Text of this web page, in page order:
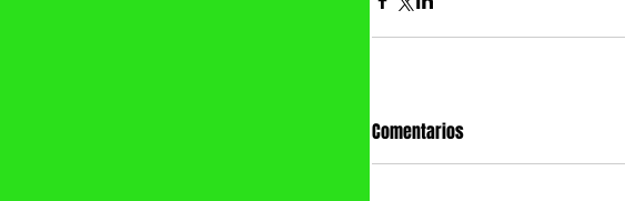
Comentarios